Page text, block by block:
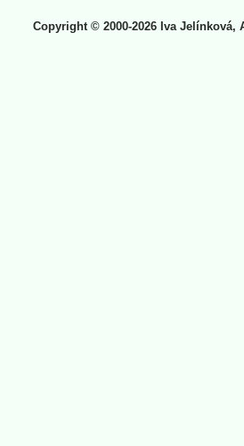
Copyright © 2000-2026 Iva Jelínková,